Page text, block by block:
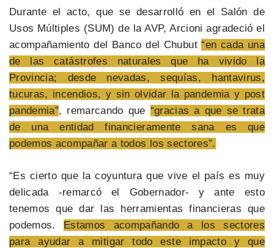
Durante el acto, que se desarrolló en el Salón de
Usos Múltiples (SUM) de la AVP, Arcioni agradeció el
acompañamiento del Banco del Chubut“en cada una
de las catástrofes naturales que ha vivido la
Provincia; desde nevadas, sequías, hantavirus,
tucuras, incendios, y sin olvidar la pandemia y post
pandemia”, remarcando que “gracias a que se trata
de una entidad financieramente sana es que
podemos acompañar a todos los sectores”.
“Es cierto que la coyuntura que vive el país es muy
delicada -remarcó el Gobernador- y ante esto
tenemos que dar las herramientas financieras que
podemos. Estamos acompañando a los sectores
para ayudar a mitigar todo este impacto y que